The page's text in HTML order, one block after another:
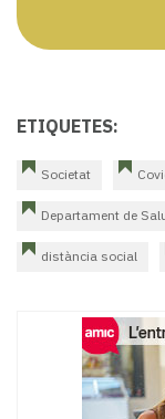
ETIQUETES:
Societat
Departament de
distància social